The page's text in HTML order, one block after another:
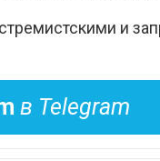
и
в Telegram